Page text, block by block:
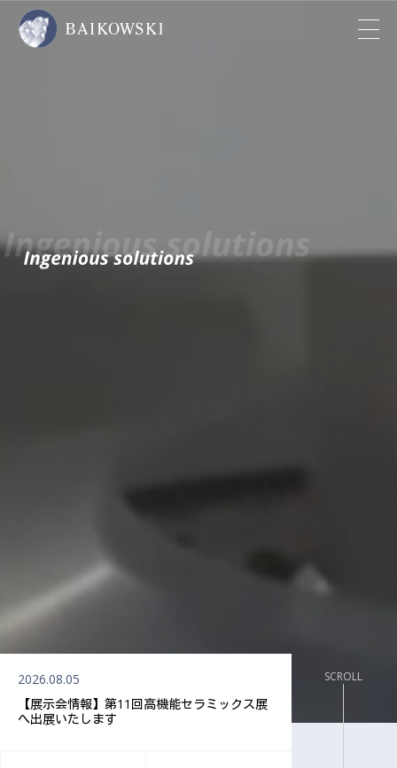
2026.08.05
【展示会情報】第11回高機能セラミックス展
へ出展いたします
2025.11.18
いたしました
SCROLL